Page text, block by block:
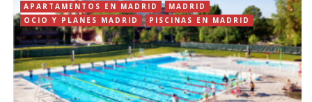
APARTAMENTOS EN MADRID
MADRID
OCIO Y PLANES MADRID
PISCINAS EN MADRID